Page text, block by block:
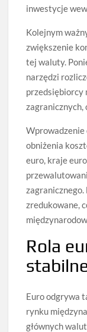
inwestycje
Kolejnym
zwiększenie
tej waluty.
narzędzi
przedsiębiorcy
zagranicznych,
Wprowadzenie
obniżenia
euro, kraje
zredukowane,
Rola
Euro odgrywa
rynku
głównych